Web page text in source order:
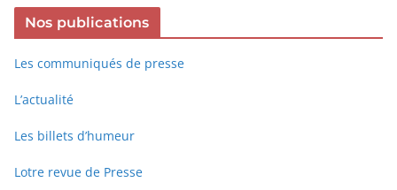
Nos publications
Les communiqués de presse
L’actualité
Les billets d’humeur
Lotre revue de Presse